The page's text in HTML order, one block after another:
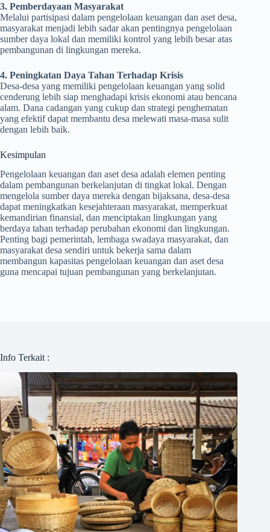
3. Pemberdayaan Masyarakat
Melalui partisipasi dalam pengelolaan keuangan dan aset desa,
masyarakat menjadi lebih sadar akan pentingnya pengelolaan
sumber daya lokal dan memiliki kontrol yang lebih besar atas
pembangunan di lingkungan mereka.
4. Peningkatan Daya Tahan Terhadap Krisis
Desa-desa yang memiliki pengelolaan keuangan yang solid
cenderung lebih siap menghadapi krisis ekonomi atau bencana
alam. Dana cadangan yang cukup dan strategi penghematan
yang efektif dapat membantu desa melewati masa-masa sulit
dengan lebih baik.
Kesimpulan
Pengelolaan keuangan dan aset desa adalah elemen penting
dalam pembangunan berkelanjutan di tingkat lokal. Dengan
mengelola sumber daya mereka dengan bijaksana, desa-desa
dapat meningkatkan kesejahteraan masyarakat, memperkuat
kemandirian finansial, dan menciptakan lingkungan yang
berdaya tahan terhadap perubahan ekonomi dan lingkungan.
Penting bagi pemerintah, lembaga swadaya masyarakat, dan
masyarakat desa sendiri untuk bekerja sama dalam
membangun kapasitas pengelolaan keuangan dan aset desa
guna mencapai tujuan pembangunan yang berkelanjutan.
Info Terkait :